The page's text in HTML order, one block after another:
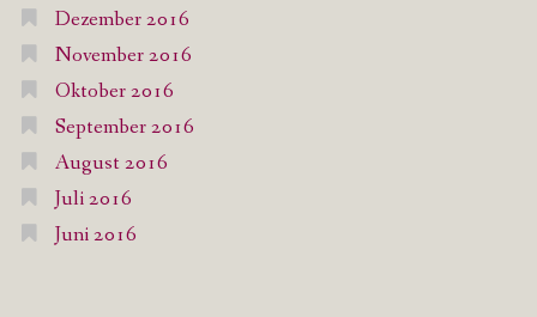
Dezember 2016
November 2016
Oktober 2016
September 2016
August 2016
Juli 2016
Juni 2016